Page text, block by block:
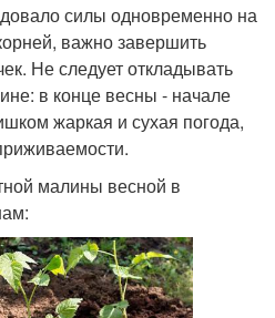
силы одновременно на
важно завершить
Не следует откладывать
в конце весны - начале
жаркая и сухая погода,
малины весной в